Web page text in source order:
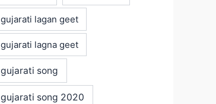
gujarati lagan geet
gujarati lagna geet
gujarati song
gujarati song 2020